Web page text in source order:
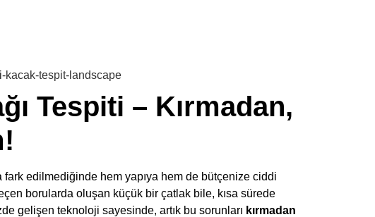
Tespiti – Kırmadan,
edilmediğinde hem yapıya hem de bütçenize ciddi
borularda oluşan küçük bir çatlak bile, kısa sürede
gelişen teknoloji sayesinde, artık bu sorunları kırmadan